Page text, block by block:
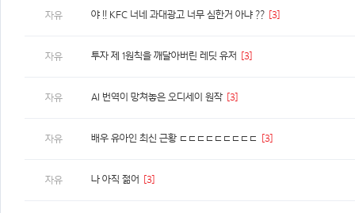
자유 야 !! KFC 너네 과대광고 너무 심한거 아냐 ?? [3]
자유 투자 제 1원칙을 깨달아버린 레딧 유저 [3]
자유 AI 번역이 망쳐놓은 오디세이 원작 [3]
자유 배우 유아인 최신 근황 ㄷㄷㄷㄷㄷㄷㄷㄷㄷ [3]
자유 나 아직 젊어 [3]